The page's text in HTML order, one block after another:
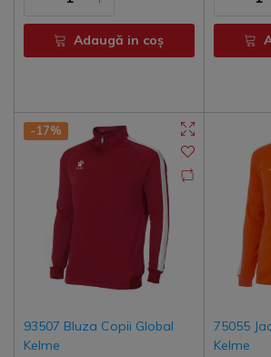
Adaugă in coş
-17%
93507 Bluza Copii Global
Kelme
75055
Kelme